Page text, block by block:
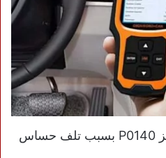
غالباً ما تنحصر مشكلة الرمز P0140 بسبب تلف حساس